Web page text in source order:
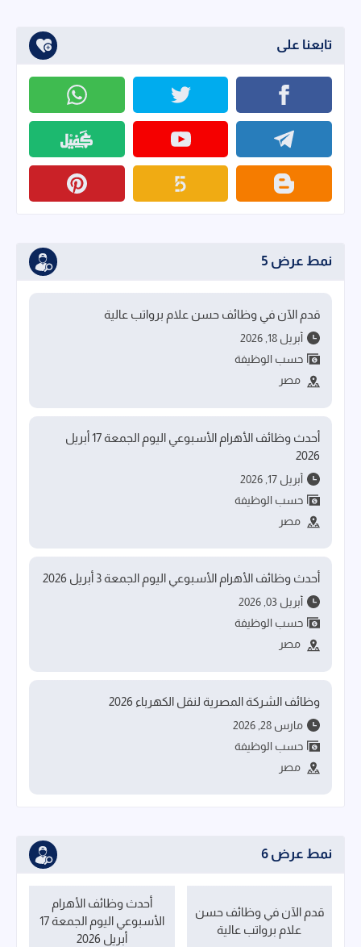
تابعنا على
نمط عرض 5
قدم الآن في وظائف حسن علام برواتب عالية
أبريل 18, 2026
حسب الوظيفة
مصر
أحدث وظائف الأهرام الأسبوعي اليوم الجمعة 17 أبريل
2026
أبريل 17, 2026
حسب الوظيفة
مصر
أحدث وظائف الأهرام الأسبوعي اليوم الجمعة 3 أبريل 2026
أبريل 03, 2026
حسب الوظيفة
مصر
وظائف الشركة المصرية لنقل الكهرباء 2026
مارس 28, 2026
حسب الوظيفة
مصر
نمط عرض 6
قدم الآن في وظائف حسن
علام برواتب عالية
أحدث وظائف الأهرام
الأسبوعي اليوم الجمعة 17
أبريل 2026